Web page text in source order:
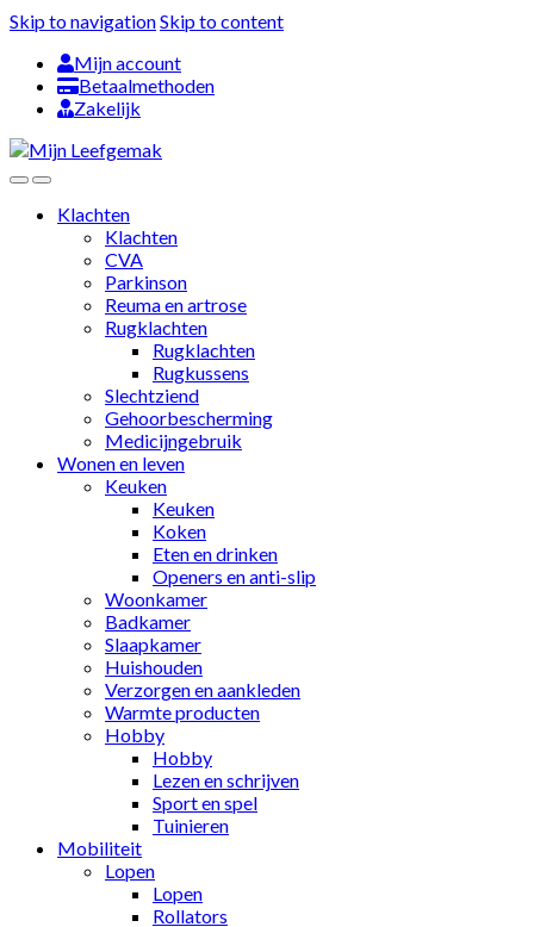
Skip to navigationSkip to content
Mijn account
Betaalmethoden
Zakelijk
Klachten
Klachten
CVA
Parkinson
Reuma en artrose
Rugklachten
Rugklachten
Rugkussens
Slechtziend
Gehoorbescherming
Medicijngebruik
Wonen en leven
Keuken
Keuken
Koken
Eten en drinken
Openers en anti-slip
Woonkamer
Badkamer
Slaapkamer
Huishouden
Verzorgen en aankleden
Warmte producten
Hobby
Hobby
Lezen en schrijven
Sport en spel
Tuinieren
Mobiliteit
Lopen
Lopen
Rollators